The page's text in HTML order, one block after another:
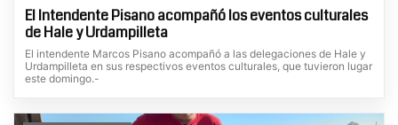
El Intendente Pisano acompañó los eventos culturales
de Hale y Urdampilleta
El intendente Marcos Pisano acompañó a las delegaciones de Hale y
Urdampilleta en sus respectivos eventos culturales, que tuvieron lugar
este domingo.-